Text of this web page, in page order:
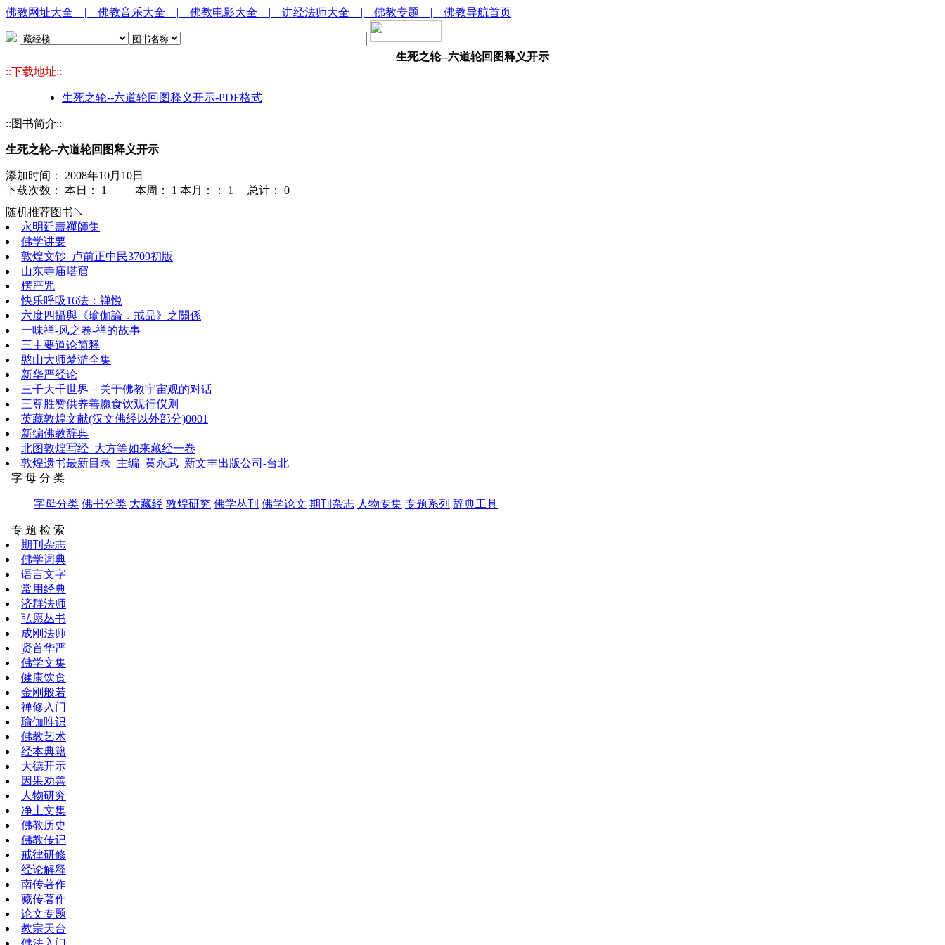
佛教网址大全 | 佛教音乐大全 | 佛教电影大全 | 讲经法师大全 | 佛教专题 | 佛教导航首页
生死之轮--六道轮回图释义开示
::下载地址::
生死之轮--六道轮回图释义开示-PDF格式
::图书简介::
生死之轮--六道轮回图释义开示
添加时间： 2008年10月10日
下载次数： 本日： 1 本周： 1 本月：： 1 总计： 0
随机推荐图书↘
永明延壽禪師集
佛学讲要
敦煌文钞_卢前正中民3709初版
山东寺庙塔窟
楞严咒
快乐呼吸16法：禅悦
六度四攝與《瑜伽論．戒品》之關係
一味禅-风之卷-禅的故事
三主要道论简释
憨山大师梦游全集
新华严经论
三千大千世界－关于佛教宇宙观的对话
三尊胜赞供养善愿食饮观行仪则
英藏敦煌文献(汉文佛经以外部分)0001
新编佛教辞典
北图敦煌写经_大方等如来藏经一卷
敦煌遗书最新目录_主编_黄永武_新文丰出版公司-台北
字 母 分 类
字母分类 佛书分类 大藏经 敦煌研究 佛学丛刊 佛学论文 期刊杂志 人物专集 专题系列 辞典工具
专 题 检 索
期刊杂志
佛学词典
语言文字
常用经典
济群法师
弘愿丛书
成刚法师
贤首华严
佛学文集
健康饮食
金刚般若
禅修入门
瑜伽唯识
佛教艺术
经本典籍
大德开示
因果劝善
人物研究
净土文集
佛教历史
佛教传记
戒律研修
经论解释
南传著作
藏传著作
论文专题
教宗天台